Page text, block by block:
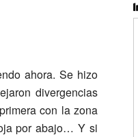
ahora. Se hizo
divergencias
con la zona
por abajo… Y si